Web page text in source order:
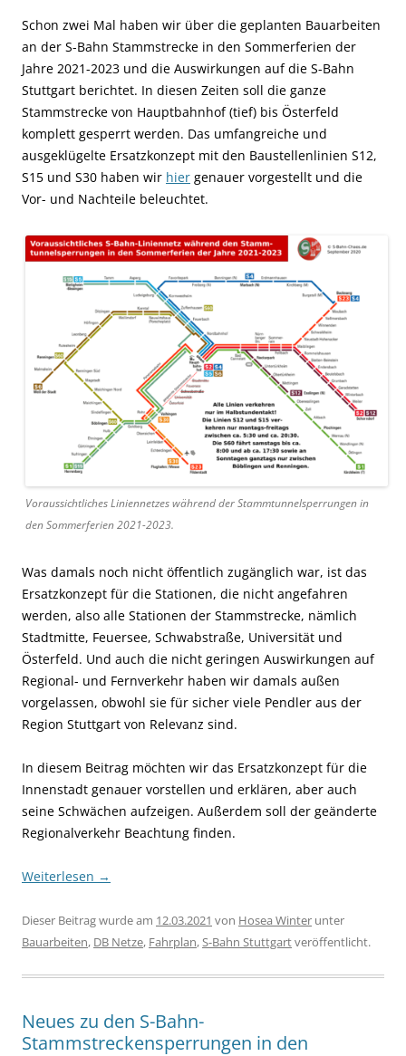
Schon zwei Mal haben wir über die geplanten Bauarbeiten
an der S-Bahn Stammstrecke in den Sommerferien der
Jahre 2021-2023 und die Auswirkungen auf die S-Bahn
Stuttgart berichtet. In diesen Zeiten soll die ganze
Stammstrecke von Hauptbahnhof (tief) bis Österfeld
komplett gesperrt werden. Das umfangreiche und
ausgeklügelte Ersatzkonzept mit den Baustellenlinien S12,
S15 und S30 haben wir hier genauer vorgestellt und die
Vor- und Nachteile beleuchtet.
Voraussichtliches Liniennetzes während der Stammtunnelsperrungen in
den Sommerferien 2021-2023.
Was damals noch nicht öffentlich zugänglich war, ist das
Ersatzkonzept für die Stationen, die nicht angefahren
werden, also alle Stationen der Stammstrecke, nämlich
Stadtmitte, Feuersee, Schwabstraße, Universität und
Österfeld. Und auch die nicht geringen Auswirkungen auf
Regional- und Fernverkehr haben wir damals außen
vorgelassen, obwohl sie für sicher viele Pendler aus der
Region Stuttgart von Relevanz sind.
In diesem Beitrag möchten wir das Ersatzkonzept für die
Innenstadt genauer vorstellen und erklären, aber auch
seine Schwächen aufzeigen. Außerdem soll der geänderte
Regionalverkehr Beachtung finden.
Weiterlesen →
Dieser Beitrag wurde am 12.03.2021 von Hosea Winter unter
Bauarbeiten, DB Netze, Fahrplan,S-Bahn Stuttgartveröffentlicht.
Neues zu den S-Bahn-
Stammstreckensperrungen in den